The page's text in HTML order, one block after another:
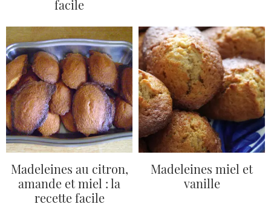
facile
Madeleines au citron,
amande et miel : la
recette facile
Madeleines miel et
vanille